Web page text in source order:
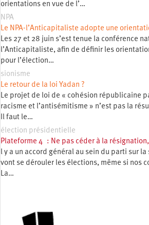
orientations en vue de l’…
NPA
Le NPA-l’Anticapitaliste adopte une
Les 27 et 28 juin s’est tenue la conférence
l’Anticapitaliste, afin de définir les
pour l’élection…
sionisme
Le retour de la loi Yadan ?
Le projet de loi de « cohésion républicaine
racisme et l’antisémitisme » n’est pas la
Il faut le…
élection présidentielle
Plateforme 4 : Ne pas céder à la
l y a un accord général au sein du parti sur
vont se dérouler les élections, même si nos
La…